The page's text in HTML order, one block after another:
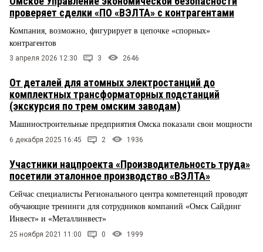
проверяет сделки «ПО «ВЭЛТА» с контрагентами
Компания, возможно, фигурирует в цепочке «спорных»
контрагентов
3 апреля 2026 12:30 3 2646
От деталей для атомных электростанций до
комплектных трансформаторных подстанций
(экскурсия по трем омским заводам)
Машиностроительные предприятия Омска показали свои мощности
6 декабря 2025 16:45 2 1936
Участники нацпроекта «Производительность труда»
посетили эталонное производство «ВЭЛТА»
Сейчас специалисты Регионального центра компетенций проводят
обучающие тренинги для сотрудников компаний «Омск Сайдинг
Инвест» и «Металлинвест»
25 ноября 2021 11:00 0 1999